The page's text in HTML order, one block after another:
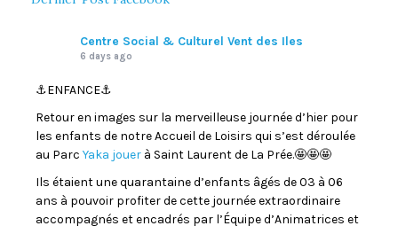
Centre Social & Culturel Vent des Iles
6 days ago
⚓️ENFANCE⚓️
Retour en images sur la merveilleuse journée d’hier pour
les enfants de notre Accueil de Loisirs qui s’est déroulée
au Parc Yaka jouer à Saint Laurent de La Prée.🤩🤩🤩
Ils étaient une quarantaine d’enfants âgés de 03 à 06
ans à pouvoir profiter de cette journée extraordinaire
accompagnés et encadrés par l’Équipe d’Animatrices et